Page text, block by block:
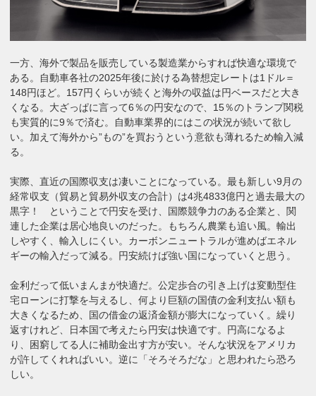
一方、海外で製品を販売している製造業からすれば快適な環境で
ある。自動車各社の2025年後に於ける為替想定レートは1ドル＝
148円ほど。157円くらいが続くと海外の収益は円ベースだと大き
くなる。大ざっぱに言って6％の円安なので、15％のトランプ関税
も実質的に9％で済む。自動車業界的にはこの状況が続いて欲し
い。加えて海外から”もの”を買おうという意欲も薄れるため輸入減
る。
実際、直近の国際収支は凄いことになっている。最も新しい9月の
経常収支（貿易と貿易外収支の合計）は4兆4833億円と過去最大の
黒字！ ということで円安を受け、国際競争力のある企業と、関
連した企業は居心地良いのだった。もちろん農業も追い風。輸出
しやすく、輸入しにくい。カーボンニュートラルが進めばエネル
ギーの輸入だって減る。円安続けば強い国になっていくと思う。
金利だって低いまんまが快適だ。公定歩合の引き上げは変動型住
宅ローンに打撃を与えるし、何より巨額の国債の金利支払い額も
大きくなるため、国の借金の返済金額が膨大になっていく。繰り
返すけれど、日本国で考えたら円安は快適です。円高になるよ
り、困窮してる人に補助金出す方が安い。そんな状況をアメリカ
が許してくれればいい。逆に「そろそろだな」と思われたら恐ろ
しい。